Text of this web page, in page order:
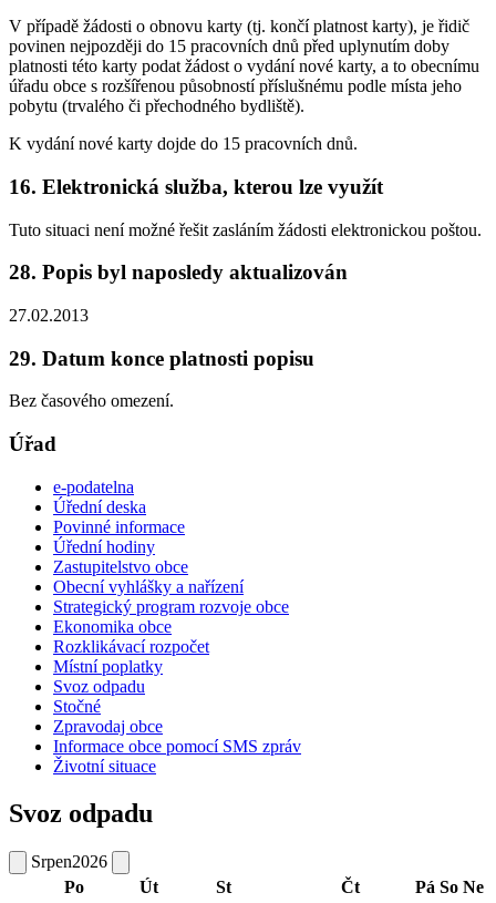
V případě žádosti o obnovu karty (tj. končí platnost karty), je řidič
povinen nejpozději do 15 pracovních dnů před uplynutím doby
platnosti této karty podat žádost o vydání nové karty, a to obecnímu
úřadu obce s rozšířenou působností příslušnému podle místa jeho
pobytu (trvalého či přechodného bydliště).
K vydání nové karty dojde do 15 pracovních dnů.
16. Elektronická služba, kterou lze využít
Tuto situaci není možné řešit zasláním žádosti elektronickou poštou.
28. Popis byl naposledy aktualizován
27.02.2013
29. Datum konce platnosti popisu
Bez časového omezení.
Úřad
e-podatelna
Úřední deska
Povinné informace
Úřední hodiny
Zastupitelstvo obce
Obecní vyhlášky a nařízení
Strategický program rozvoje obce
Ekonomika obce
Rozklikávací rozpočet
Místní poplatky
Svoz odpadu
Stočné
Zpravodaj obce
Informace obce pomocí SMS zpráv
Životní situace
Svoz odpadu
Srpen2026
Po
Út St Čt Pá So Ne